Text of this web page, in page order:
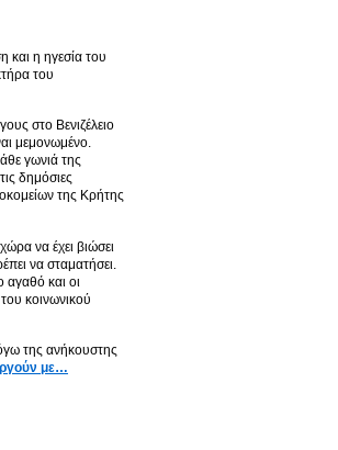
και η ηγεσία του
του
στο Βενιζέλειο
μεμονωμένο.
γωνιά της
δημόσιες
της Κρήτης
να έχει βιώσει
να σταματήσει.
αγαθό και οι
κοινωνικού
της ανήκουστης
με…